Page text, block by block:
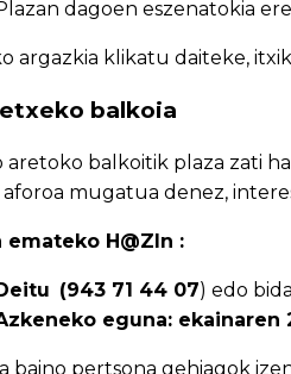
dagoen eszenatokia
argazkia klikatu daiteke,
balkoia
aretoko balkoitik plaza zati
aforoa mugatua denez,
emateko H@ZIn :
(943 71 44 07) edo
eguna: ekainaren
baino pertsona gehiagok